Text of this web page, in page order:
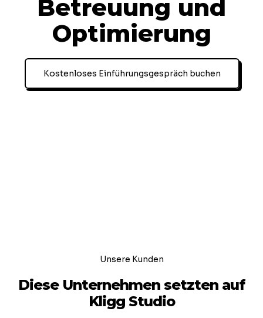
Betreuung und
Optimierung
Kostenloses Einführungsgespräch buchen
Unsere Kunden
Diese Unternehmen setzten auf
Kligg Studio